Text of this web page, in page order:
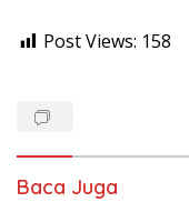
Post Views: 158
Baca Juga